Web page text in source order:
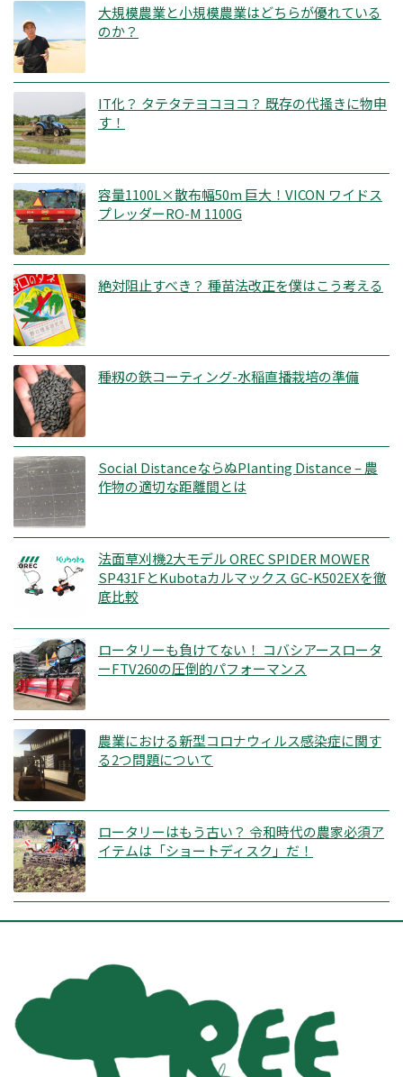
大規模農業と小規模農業はどちらが優れている
のか？
IT化？ タテタテヨコヨコ？ 既存の代掻きに物申
す！
容量1100L×散布幅50m 巨大！VICON ワイドス
プレッダーRO-M 1100G
絶対阻止すべき？ 種苗法改正を僕はこう考える
種籾の鉄コーティング-水稲直播栽培の準備
Social DistanceならぬPlanting Distance – 農
作物の適切な距離間とは
法面草刈機2大モデル OREC SPIDER MOWER
SP431FとKubotaカルマックス GC-K502EXを徹
底比較
ロータリーも負けてない！ コバシアースロータ
ーFTV260の圧倒的パフォーマンス
農業における新型コロナウィルス感染症に関す
る2つ問題について
ロータリーはもう古い？ 令和時代の農家必須ア
イテムは「ショートディスク」だ！